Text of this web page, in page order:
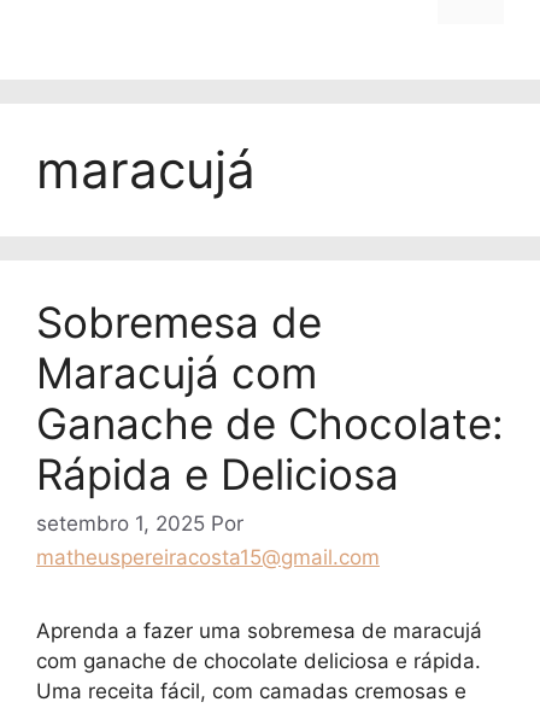
maracujá
Sobremesa de
Maracujá com
Ganache de Chocolate:
Rápida e Deliciosa
setembro 1, 2025 Por
matheuspereiracosta15@gmail.com
Aprenda a fazer uma sobremesa de maracujá
com ganache de chocolate deliciosa e rápida.
Uma receita fácil, com camadas cremosas e